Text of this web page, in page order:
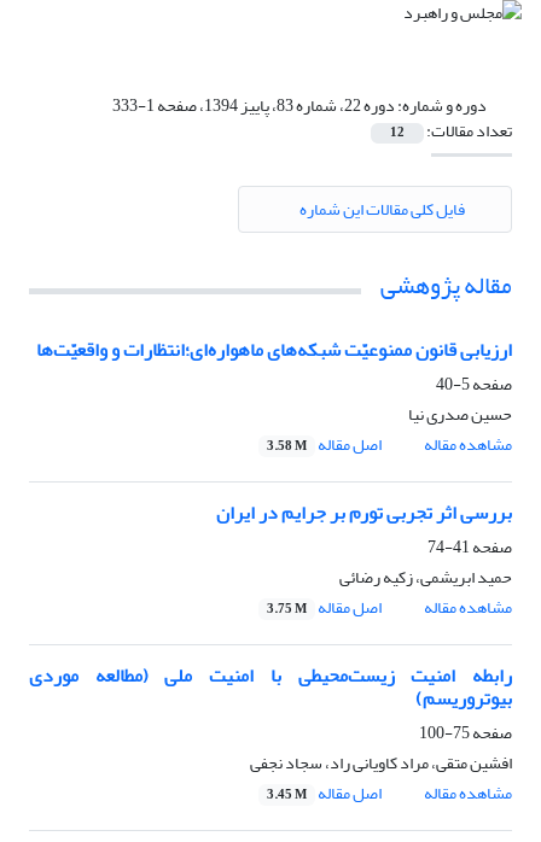
دوره و شماره:دوره 22، شماره 83، پاییز 1394، صفحه 1-333
تعداد مقالات: 12
فایل کلی مقالات این شماره
مقاله پژوهشی
ارزیابی قانون ممنوعیّت شبکه‌های ماهواره‌ای؛انتظارات و واقعیّت‌ها
صفحه5-40
حسین صدری نیا
مشاهده مقاله
اصل مقاله 3.58 M
بررسی اثر تجربی تورم بر جرایم در ایران
صفحه41-74
حمید ابریشمی، زکیه رضائی
مشاهده مقاله
اصل مقاله 3.75 M
رابطه امنیت زیست‌محیطی با امنیت ملی (مطالعه موردی
بیوتروریسم)
صفحه75-100
افشین متقی، مراد کاویانی راد، سجاد نجفی
مشاهده مقاله
اصل مقاله 3.45 M